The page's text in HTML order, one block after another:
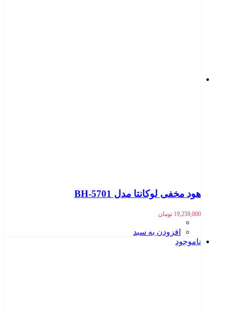
هود مخفی لوکانتا مدل BH-5701
19,259,000 تومان
افزودن به سبد
ناموجود